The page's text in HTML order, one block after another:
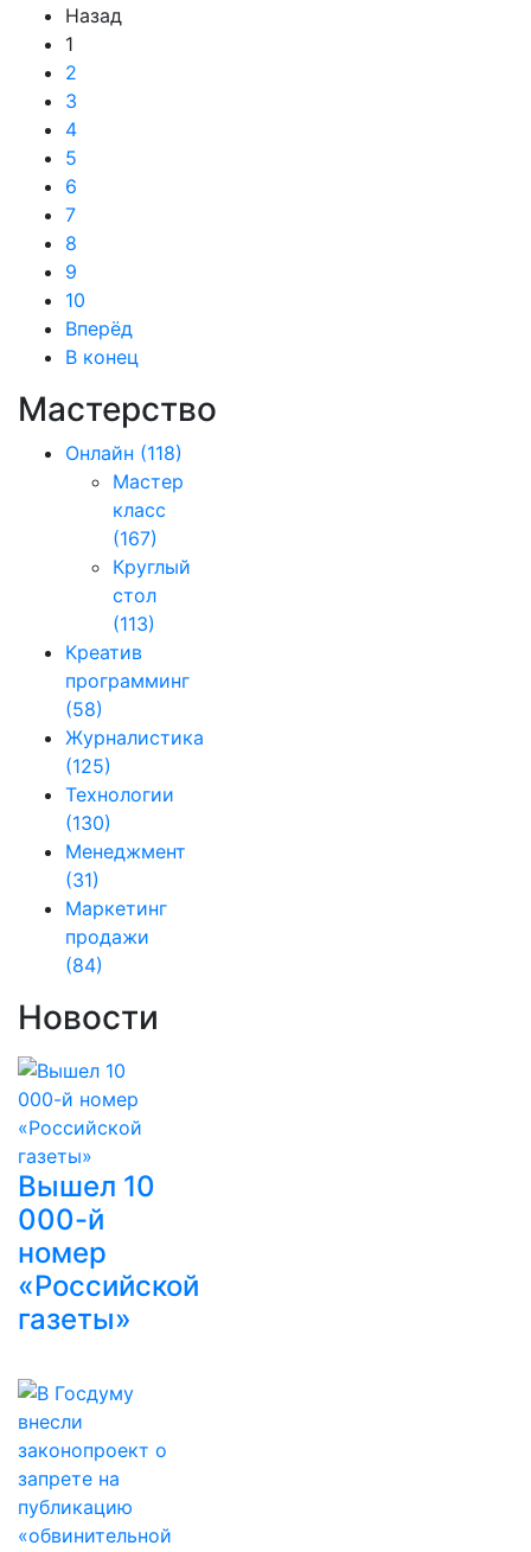
Назад
1
2
3
4
5
6
7
8
9
10
Вперёд
В конец
Мастерство
Онлайн (118)
Мастер
класс
(167)
Круглый
стол
(113)
Креатив
программинг
(58)
Журналистика
(125)
Технологии
(130)
Менеджмент
(31)
Маркетинг
продажи
(84)
Новости
Вышел 10
000-й
номер
«Российской
газеты»